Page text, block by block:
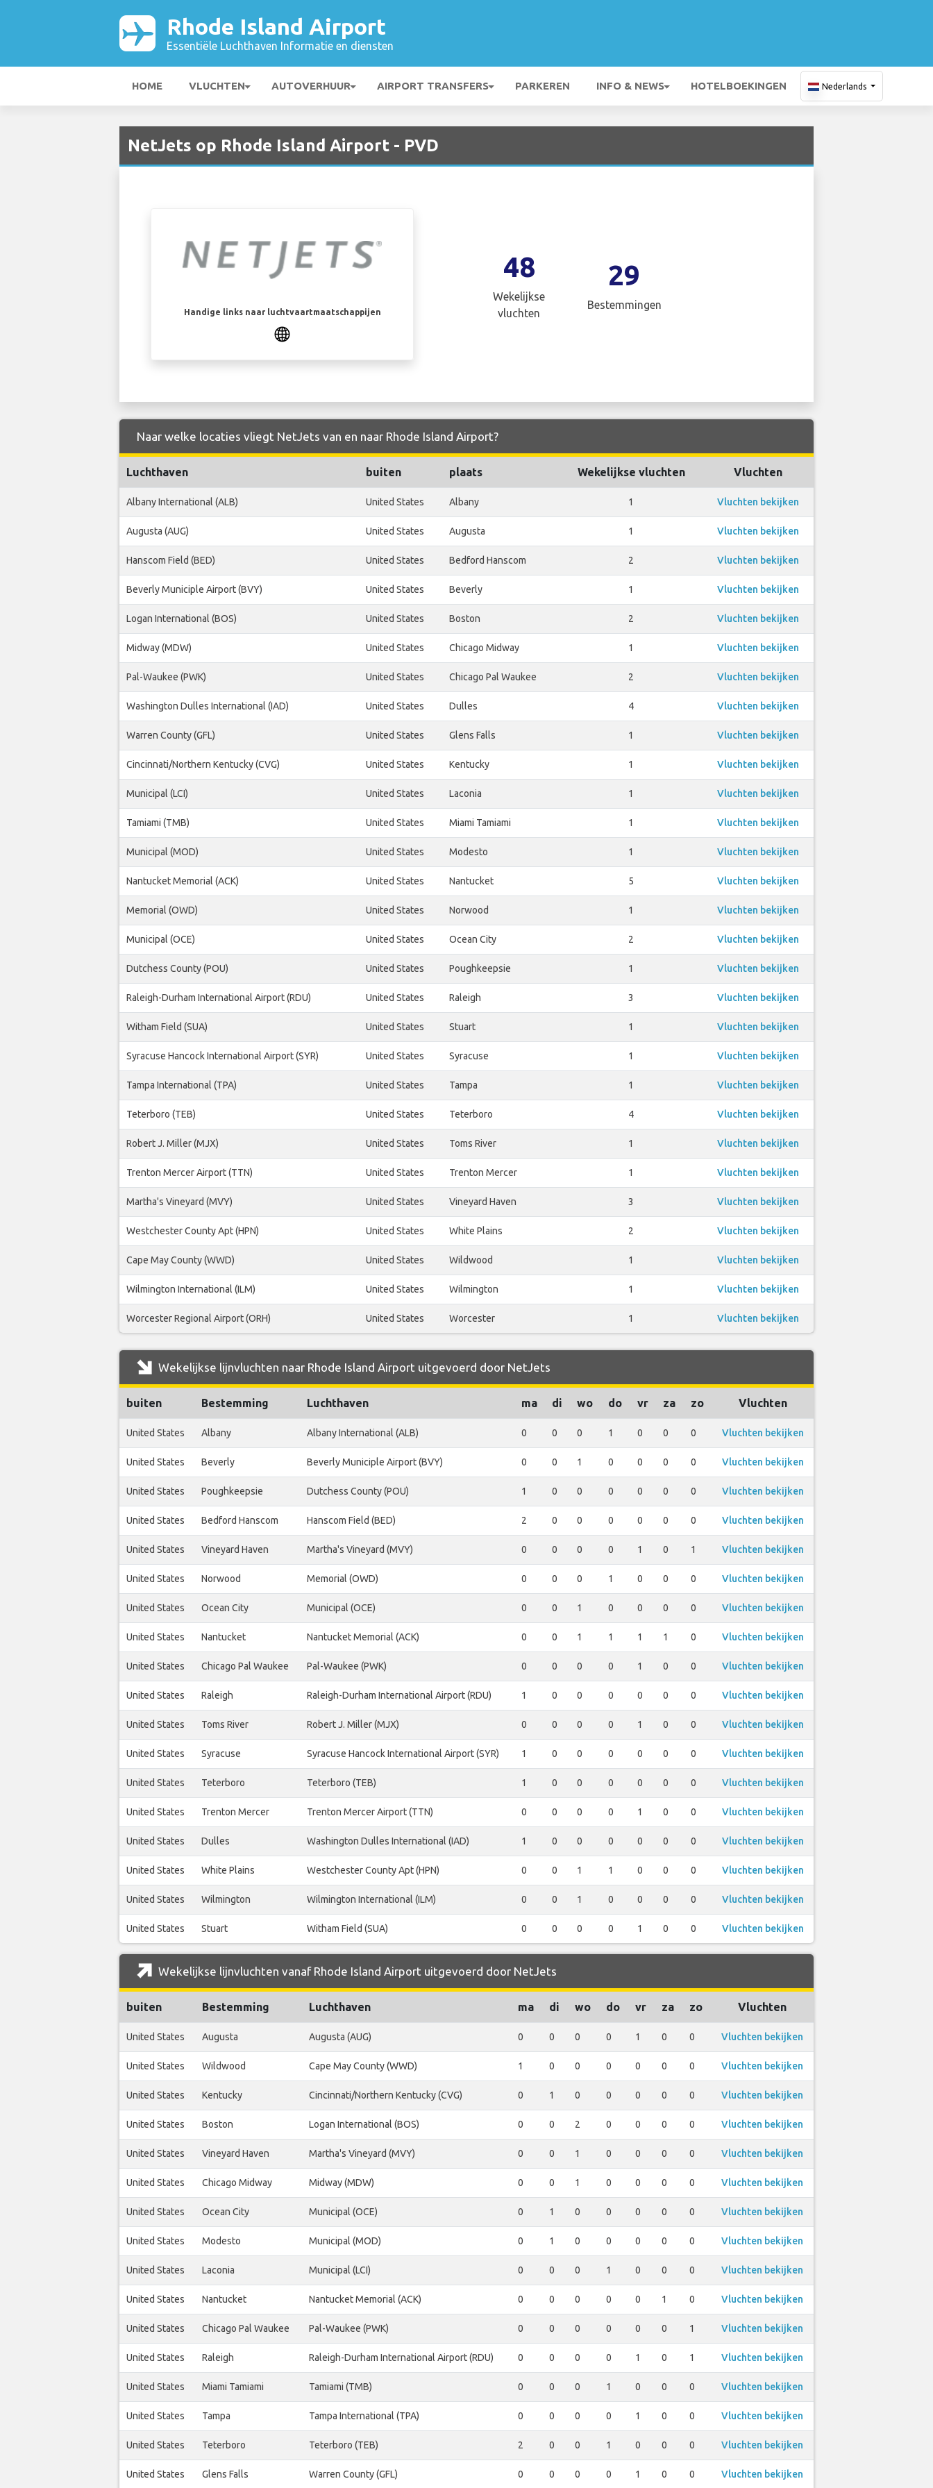
Rhode Island Airport
Essentiële Luchthaven Informatie en diensten
HOME VLUCHTEN AUTOVERHUUR AIRPORT TRANSFERS PARKEREN INFO & NEWS HOTELBOEKINGEN Nederlands
NetJets op Rhode Island Airport - PVD
Handige links naar luchtvaartmaatschappijen
48
Wekelijkse
vluchten
29
Bestemmingen
Naar welke locaties vliegt NetJets van en naar Rhode Island Airport?
Luchthaven buiten plaats Wekelijkse vluchten Vluchten
Albany International (ALB) United States Albany 1 Vluchten bekijken
Augusta (AUG) United States Augusta 1 Vluchten bekijken
Hanscom Field (BED) United States Bedford Hanscom 2 Vluchten bekijken
Beverly Municiple Airport (BVY) United States Beverly 1 Vluchten bekijken
Logan International (BOS) United States Boston 2 Vluchten bekijken
Midway (MDW) United States Chicago Midway 1 Vluchten bekijken
Pal-Waukee (PWK) United States Chicago Pal Waukee 2 Vluchten bekijken
Washington Dulles International (IAD) United States Dulles 4 Vluchten bekijken
Warren County (GFL) United States Glens Falls 1 Vluchten bekijken
Cincinnati/Northern Kentucky (CVG) United States Kentucky 1 Vluchten bekijken
Municipal (LCI) United States Laconia 1 Vluchten bekijken
Tamiami (TMB) United States Miami Tamiami 1 Vluchten bekijken
Municipal (MOD) United States Modesto 1 Vluchten bekijken
Nantucket Memorial (ACK) United States Nantucket 5 Vluchten bekijken
Memorial (OWD) United States Norwood 1 Vluchten bekijken
Municipal (OCE) United States Ocean City 2 Vluchten bekijken
Dutchess County (POU) United States Poughkeepsie 1 Vluchten bekijken
Raleigh-Durham International Airport (RDU) United States Raleigh 3 Vluchten bekijken
Witham Field (SUA) United States Stuart 1 Vluchten bekijken
Syracuse Hancock International Airport (SYR) United States Syracuse 1 Vluchten bekijken
Tampa International (TPA) United States Tampa 1 Vluchten bekijken
Teterboro (TEB) United States Teterboro 4 Vluchten bekijken
Robert J. Miller (MJX) United States Toms River 1 Vluchten bekijken
Trenton Mercer Airport (TTN) United States Trenton Mercer 1 Vluchten bekijken
Martha's Vineyard (MVY) United States Vineyard Haven 3 Vluchten bekijken
Westchester County Apt (HPN) United States White Plains 2 Vluchten bekijken
Cape May County (WWD) United States Wildwood 1 Vluchten bekijken
Wilmington International (ILM) United States Wilmington 1 Vluchten bekijken
Worcester Regional Airport (ORH) United States Worcester 1 Vluchten bekijken
Wekelijkse lijnvluchten naar Rhode Island Airport uitgevoerd door NetJets
buiten Bestemming Luchthaven ma di wo do vr za zo Vluchten
United States Albany Albany International (ALB) 0 0 0 1 0 0 0 Vluchten bekijken
United States Beverly Beverly Municiple Airport (BVY) 0 0 1 0 0 0 0 Vluchten bekijken
United States Poughkeepsie Dutchess County (POU) 1 0 0 0 0 0 0 Vluchten bekijken
United States Bedford Hanscom Hanscom Field (BED) 2 0 0 0 0 0 0 Vluchten bekijken
United States Vineyard Haven Martha's Vineyard (MVY) 0 0 0 0 1 0 1 Vluchten bekijken
United States Norwood Memorial (OWD) 0 0 0 1 0 0 0 Vluchten bekijken
United States Ocean City Municipal (OCE) 0 0 1 0 0 0 0 Vluchten bekijken
United States Nantucket Nantucket Memorial (ACK) 0 0 1 1 1 1 0 Vluchten bekijken
United States Chicago Pal Waukee Pal-Waukee (PWK) 0 0 0 0 1 0 0 Vluchten bekijken
United States Raleigh Raleigh-Durham International Airport (RDU) 1 0 0 0 0 0 0 Vluchten bekijken
United States Toms River Robert J. Miller (MJX) 0 0 0 0 1 0 0 Vluchten bekijken
United States Syracuse Syracuse Hancock International Airport (SYR) 1 0 0 0 0 0 0 Vluchten bekijken
United States Teterboro Teterboro (TEB) 1 0 0 0 0 0 0 Vluchten bekijken
United States Trenton Mercer Trenton Mercer Airport (TTN) 0 0 0 0 1 0 0 Vluchten bekijken
United States Dulles Washington Dulles International (IAD) 1 0 0 0 0 0 0 Vluchten bekijken
United States White Plains Westchester County Apt (HPN) 0 0 1 1 0 0 0 Vluchten bekijken
United States Wilmington Wilmington International (ILM) 0 0 1 0 0 0 0 Vluchten bekijken
United States Stuart Witham Field (SUA) 0 0 0 0 1 0 0 Vluchten bekijken
Wekelijkse lijnvluchten vanaf Rhode Island Airport uitgevoerd door NetJets
buiten Bestemming Luchthaven ma di wo do vr za zo Vluchten
United States Augusta Augusta (AUG) 0 0 0 0 1 0 0 Vluchten bekijken
United States Wildwood Cape May County (WWD) 1 0 0 0 0 0 0 Vluchten bekijken
United States Kentucky Cincinnati/Northern Kentucky (CVG) 0 1 0 0 0 0 0 Vluchten bekijken
United States Boston Logan International (BOS) 0 0 2 0 0 0 0 Vluchten bekijken
United States Vineyard Haven Martha's Vineyard (MVY) 0 0 1 0 0 0 0 Vluchten bekijken
United States Chicago Midway Midway (MDW) 0 0 1 0 0 0 0 Vluchten bekijken
United States Ocean City Municipal (OCE) 0 1 0 0 0 0 0 Vluchten bekijken
United States Modesto Municipal (MOD) 0 1 0 0 0 0 0 Vluchten bekijken
United States Laconia Municipal (LCI) 0 0 0 1 0 0 0 Vluchten bekijken
United States Nantucket Nantucket Memorial (ACK) 0 0 0 0 0 1 0 Vluchten bekijken
United States Chicago Pal Waukee Pal-Waukee (PWK) 0 0 0 0 0 0 1 Vluchten bekijken
United States Raleigh Raleigh-Durham International Airport (RDU) 0 0 0 0 1 0 1 Vluchten bekijken
United States Miami Tamiami Tamiami (TMB) 0 0 0 1 0 0 0 Vluchten bekijken
United States Tampa Tampa International (TPA) 0 0 0 0 1 0 0 Vluchten bekijken
United States Teterboro Teterboro (TEB) 2 0 0 1 0 0 0 Vluchten bekijken
United States Glens Falls Warren County (GFL) 0 0 0 0 1 0 0 Vluchten bekijken